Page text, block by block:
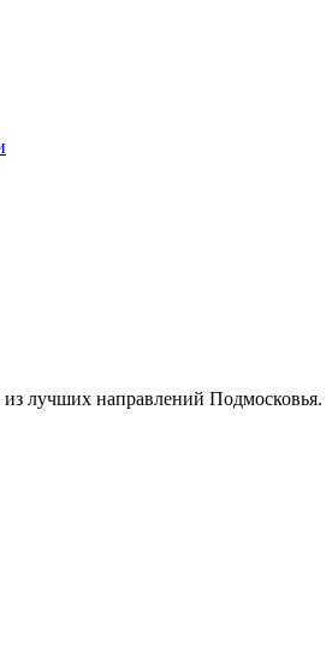
лучших направлений Подмосковья.